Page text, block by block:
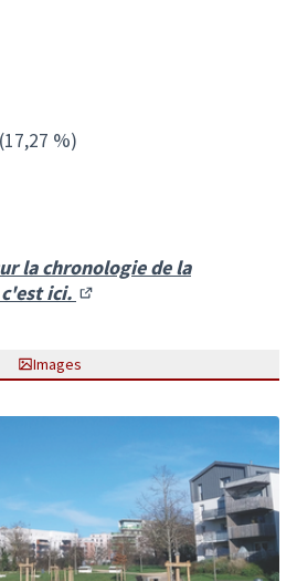
(17,27 %)
la chronologie de la
ici.
Images